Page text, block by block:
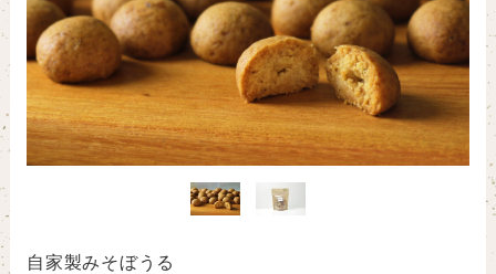
自家製みそぼうる